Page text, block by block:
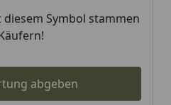
Symbol stammen
abgeben